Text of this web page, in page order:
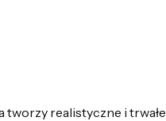
tworzy realistyczne i trwałe